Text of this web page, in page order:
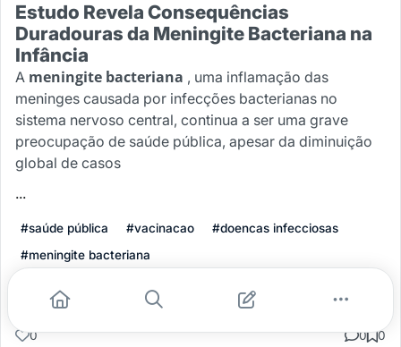
Estudo Revela Consequências
Duradouras da Meningite Bacteriana na
Infância
A meningite bacteriana , uma inflamação das
meninges causada por infecções bacterianas no
sistema nervoso central, continua a ser uma grave
preocupação de saúde pública, apesar da diminuição
global de casos
...
#saúde pública #vacinacao
#doencas infecciosas
#meningite bacteriana
Leia mais
0 0 0